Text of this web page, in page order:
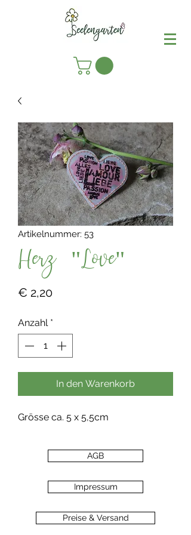
Artikelnummer: 53
Herz "Love"
€ 2,20Preis
Anzahl *
In den Warenkorb
Grösse ca. 5 x 5,5cm
AGB
Impressum
Preise & Versand